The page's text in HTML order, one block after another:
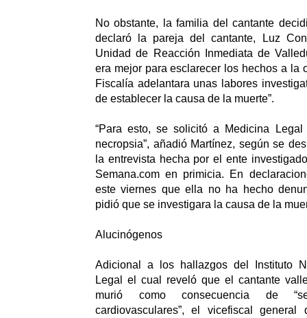
No obstante, la familia del cantante
declaró la pareja del cantante, Luz
Unidad de Reacción Inmediata de
era mejor para esclarecer los hechos a la
Fiscalía adelantara unas labores
de establecer la causa de la muerte”.
“Para esto, se solicitó a Medicina
necropsia”, añadió Martínez, según se
la entrevista hecha por el ente
Semana.com en primicia. En
este viernes que ella no ha hecho
pidió que se investigara la causa de la
Alucinógenos
Adicional a los hallazgos del Instituto
Legal el cual reveló que el cantante
murió como consecuencia de
cardiovasculares”, el vicefiscal